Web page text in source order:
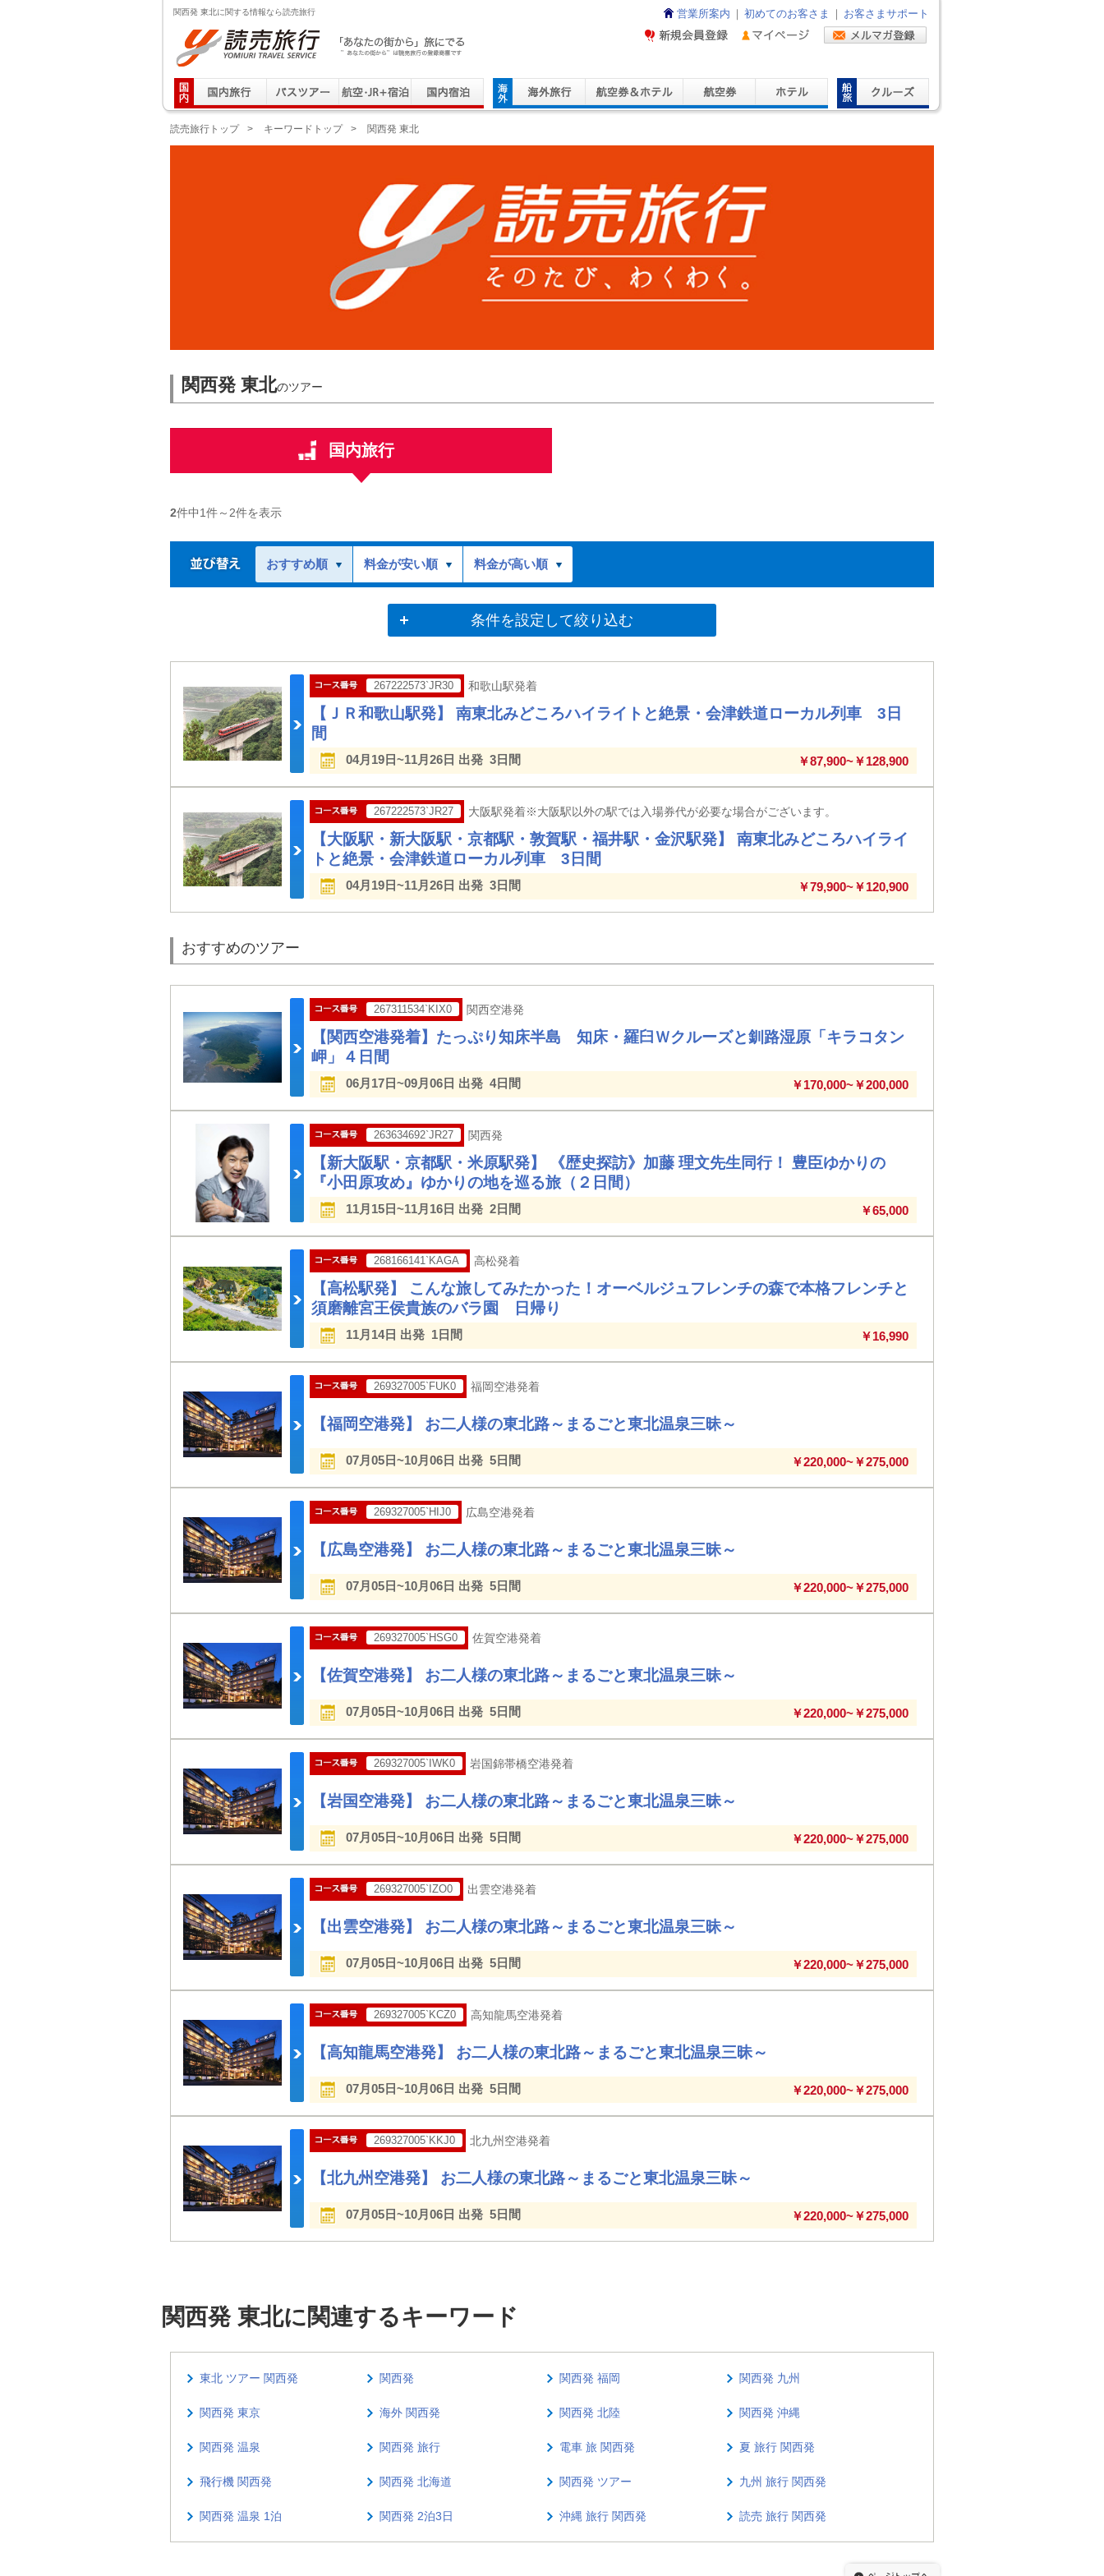
関西発 東北に関する情報なら読売旅行
読売旅行 「あなたの街から」旅にでる｜Yomiuri Travel Service
営業所案内 初めてのお客さま お客さまサポート
読売旅行トップ > キーワードトップ > 関西発 東北
関西発 東北のツアー
国内旅行
2件中1件～ 2件を表示
おすすめ順 料金が安い順 料金が高い順
条件を設定して絞り込む
267222573`JR30 和歌山駅発着
【ＪＲ和歌山駅発】 南東北みどころハイライトと絶景・会津鉄道ローカル列車 3日
間
04月19日~11月26日 出発 3日間 ￥87,900~￥128,900
267222573`JR27 大阪駅発着※大阪駅以外の駅では入場券代が必要な場合がございます。
【大阪駅・新大阪駅・京都駅・敦賀駅・福井駅・金沢駅発】 南東北みどころハイライ
トと絶景・会津鉄道ローカル列車 3日間
04月19日~11月26日 出発 3日間 ￥79,900~￥120,900
おすすめのツアー
267311534`KIX0 関西空港発
【関西空港発着】たっぷり知床半島 知床・羅臼Ｗクルーズと釧路湿原「キラコタン
岬」４日間
06月17日~09月06日 出発 4日間 ￥170,000~￥200,000
263634692`JR27 関西発
【新大阪駅・京都駅・米原駅発】 《歴史探訪》加藤 理文先生同行！ 豊臣ゆかりの
『小田原攻め』ゆかりの地を巡る旅（２日間）
11月15日~11月16日 出発 2日間 ￥65,000
268166141`KAGA 高松発着
【高松駅発】 こんな旅してみたかった！オーベルジュフレンチの森で本格フレンチと
須磨離宮王侯貴族のバラ園 日帰り
11月14日 出発 1日間 ￥16,990
269327005`FUK0 福岡空港発着
【福岡空港発】 お二人様の東北路～まるごと東北温泉三昧～
07月05日~10月06日 出発 5日間 ￥220,000~￥275,000
269327005`HIJ0 広島空港発着
【広島空港発】 お二人様の東北路～まるごと東北温泉三昧～
07月05日~10月06日 出発 5日間 ￥220,000~￥275,000
269327005`HSG0 佐賀空港発着
【佐賀空港発】 お二人様の東北路～まるごと東北温泉三昧～
07月05日~10月06日 出発 5日間 ￥220,000~￥275,000
269327005`IWK0 岩国錦帯橋空港発着
【岩国空港発】 お二人様の東北路～まるごと東北温泉三昧～
07月05日~10月06日 出発 5日間 ￥220,000~￥275,000
269327005`IZO0 出雲空港発着
【出雲空港発】 お二人様の東北路～まるごと東北温泉三昧～
07月05日~10月06日 出発 5日間 ￥220,000~￥275,000
269327005`KCZ0 高知龍馬空港発着
【高知龍馬空港発】 お二人様の東北路～まるごと東北温泉三昧～
07月05日~10月06日 出発 5日間 ￥220,000~￥275,000
269327005`KKJ0 北九州空港発着
【北九州空港発】 お二人様の東北路～まるごと東北温泉三昧～
07月05日~10月06日 出発 5日間 ￥220,000~￥275,000
関西発 東北に関連するキーワード
東北 ツアー 関西発 関西発 関西発 福岡 関西発 九州
関西発 東京 海外 関西発 関西発 北陸 関西発 沖縄
関西発 温泉 関西発 旅行 電車 旅 関西発 夏 旅行 関西発
飛行機 関西発 関西発 北海道 関西発 ツアー 九州 旅行 関西発
関西発 温泉 1泊 関西発 2泊3日 沖縄 旅行 関西発 読売 旅行 関西発